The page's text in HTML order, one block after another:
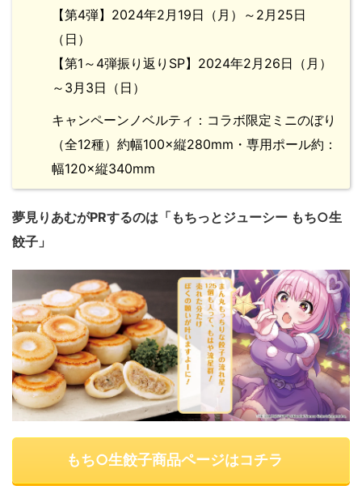
【第4弾】2024年2月19日（月）～2月25日
（日）
【第1～4弾振り返りSP】2024年2月26日（月）
～3月3日（日）
キャンペーンノベルティ：コラボ限定ミニのぼり
（全12種）約幅100×縦280mm・専用ポール約：
幅120×縦340mm
夢見りあむがPRするのは「もちっとジューシー もち○生
餃子」
もち○生餃子商品ページはコチラ